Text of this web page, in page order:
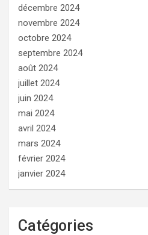
décembre 2024
novembre 2024
octobre 2024
septembre 2024
août 2024
juillet 2024
juin 2024
mai 2024
avril 2024
mars 2024
février 2024
janvier 2024
Catégories